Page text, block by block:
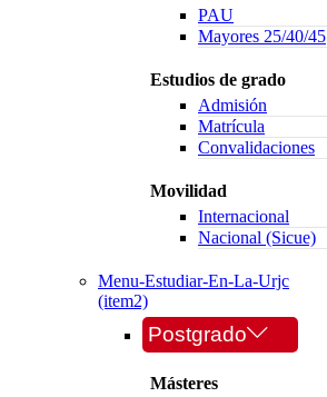
PAU
Mayores 25/40/45
Estudios de grado
Admisión
Matrícula
Convalidaciones
Movilidad
Internacional
Nacional (Sicue)
Menu-Estudiar-En-La-Urjc
(item2)
Postgrado
Másteres